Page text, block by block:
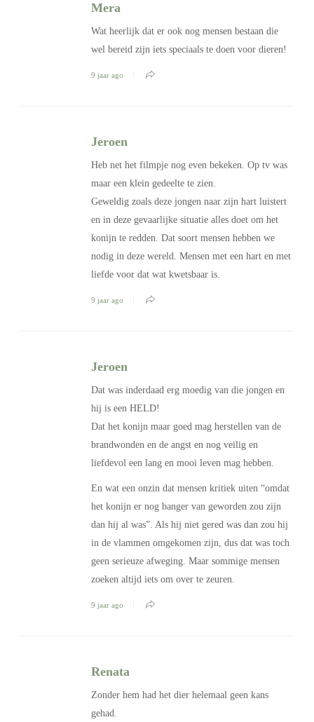
Mera
Wat heerlijk dat er ook nog mensen bestaan die
wel bereid zijn iets speciaals te doen voor dieren!
9 jaar ago
Jeroen
Heb net het filmpje nog even bekeken. Op tv was
maar een klein gedeelte te zien.
Geweldig zoals deze jongen naar zijn hart luistert
en in deze gevaarlijke situatie alles doet om het
konijn te redden. Dat soort mensen hebben we
nodig in deze wereld. Mensen met een hart en met
liefde voor dat wat kwetsbaar is.
9 jaar ago
Jeroen
Dat was inderdaad erg moedig van die jongen en
hij is een HELD!
Dat het konijn maar goed mag herstellen van de
brandwonden en de angst en nog veilig en
liefdevol een lang en mooi leven mag hebben.
En wat een onzin dat mensen kritiek uiten “omdat
het konijn er nog banger van geworden zou zijn
dan hij al was”. Als hij niet gered was dan zou hij
in de vlammen omgekomen zijn, dus dat was toch
geen serieuze afweging. Maar sommige mensen
zoeken altijd iets om over te zeuren.
9 jaar ago
Renata
Zonder hem had het dier helemaal geen kans
gehad.